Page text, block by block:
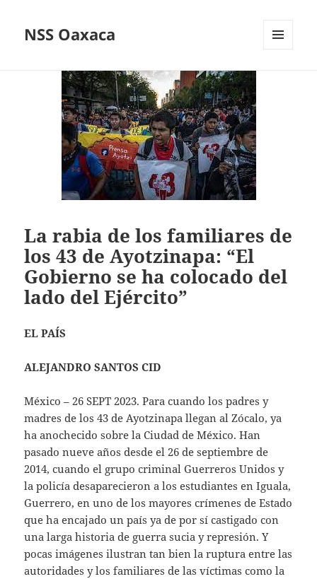
NSS Oaxaca
La rabia de los familiares de
los 43 de Ayotzinapa: “El
Gobierno se ha colocado del
lado del Ejército”
EL PAÍS
ALEJANDRO SANTOS CID
México – 26 SEPT 2023. Para cuando los padres y
madres de los 43 de Ayotzinapa llegan al Zócalo, ya
ha anochecido sobre la Ciudad de México. Han
pasado nueve años desde el 26 de septiembre de
2014, cuando el grupo criminal Guerreros Unidos y
la policía desaparecieron a los estudiantes en Iguala,
Guerrero, en uno de los mayores crímenes de Estado
que ha encajado un país ya de por sí castigado con
una larga historia de guerra sucia y represión. Y
pocas imágenes ilustran tan bien la ruptura entre las
autoridades y los familiares de las víctimas como la